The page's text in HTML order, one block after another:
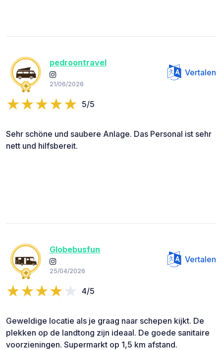
pedroontravel
21/06/2026
Vertalen
5/5
Sehr schöne und saubere Anlage. Das Personal ist sehr
nett und hilfsbereit.
Globebusfun
25/04/2026
Vertalen
4/5
Geweldige locatie als je graag naar schepen kijkt. De
plekken op de landtong zijn ideaal. De goede sanitaire
voorzieningen. Supermarkt op 1,5 km afstand.